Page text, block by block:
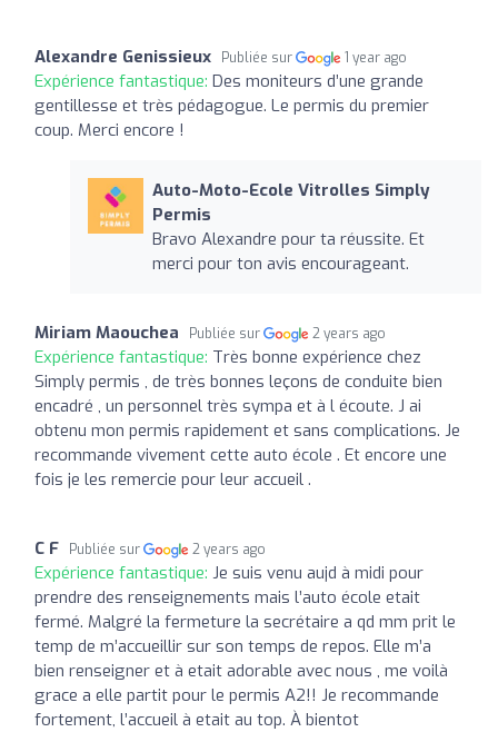
Alexandre Genissieux Publiée sur 1 year ago
Expérience fantastique: Des moniteurs d’une grande
gentillesse et très pédagogue. Le permis du premier
coup. Merci encore !
Auto-Moto-Ecole Vitrolles Simply
Permis
Bravo Alexandre pour ta réussite. Et
merci pour ton avis encourageant.
Miriam Maouchea Publiée sur 2 years ago
Expérience fantastique: Très bonne expérience chez
Simply permis , de très bonnes leçons de conduite bien
encadré , un personnel très sympa et à l écoute. J ai
obtenu mon permis rapidement et sans complications. Je
recommande vivement cette auto école . Et encore une
fois je les remercie pour leur accueil .
C F Publiée sur 2 years ago
Expérience fantastique: Je suis venu aujd à midi pour
prendre des renseignements mais l’auto école etait
fermé. Malgré la fermeture la secrétaire a qd mm prit le
temp de m’accueillir sur son temps de repos. Elle m’a
bien renseigner et à etait adorable avec nous , me voilà
grace a elle partit pour le permis A2!! Je recommande
fortement, l’accueil à etait au top. À bientot